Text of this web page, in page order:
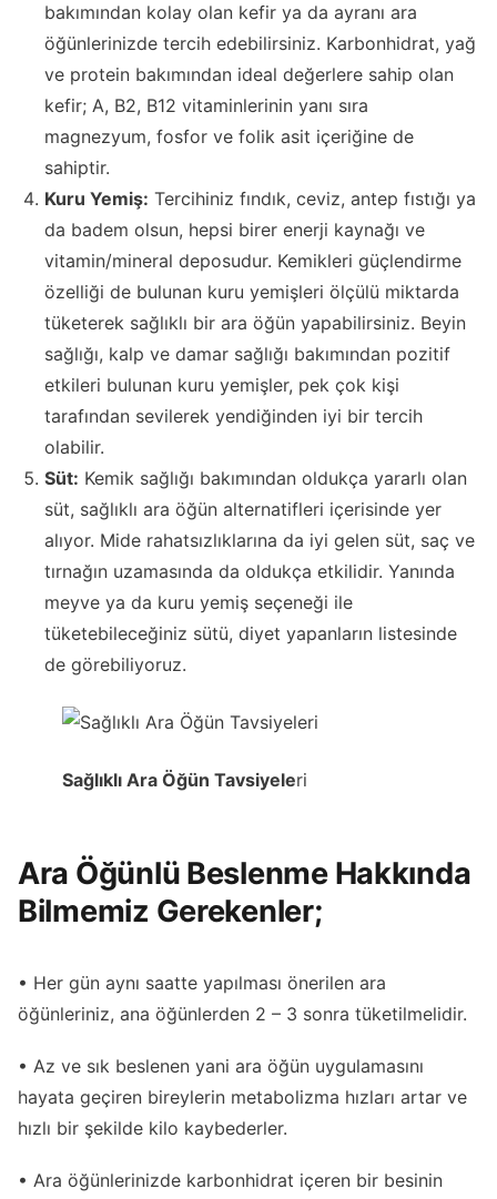
bakımından kolay olan kefir ya da ayranı ara
öğünlerinizde tercih edebilirsiniz. Karbonhidrat, yağ
ve protein bakımından ideal değerlere sahip olan
kefir; A, B2, B12 vitaminlerinin yanı sıra
magnezyum, fosfor ve folik asit içeriğine de
sahiptir.
Kuru Yemiş: Tercihiniz fındık, ceviz, antep fıstığı ya
da badem olsun, hepsi birer enerji kaynağı ve
vitamin/mineral deposudur. Kemikleri güçlendirme
özelliği de bulunan kuru yemişleri ölçülü miktarda
tüketerek sağlıklı bir ara öğün yapabilirsiniz. Beyin
sağlığı, kalp ve damar sağlığı bakımından pozitif
etkileri bulunan kuru yemişler, pek çok kişi
tarafından sevilerek yendiğinden iyi bir tercih
olabilir.
Süt: Kemik sağlığı bakımından oldukça yararlı olan
süt, sağlıklı ara öğün alternatifleri içerisinde yer
alıyor. Mide rahatsızlıklarına da iyi gelen süt, saç ve
tırnağın uzamasında da oldukça etkilidir. Yanında
meyve ya da kuru yemiş seçeneği ile
tüketebileceğiniz sütü, diyet yapanların listesinde
de görebiliyoruz.
Sağlıklı Ara Öğün Tavsiyeleri
Ara Öğünlü Beslenme Hakkında
Bilmemiz Gerekenler;
• Her gün aynı saatte yapılması önerilen ara
öğünleriniz, ana öğünlerden 2 – 3 sonra tüketilmelidir.
• Az ve sık beslenen yani ara öğün uygulamasını
hayata geçiren bireylerin metabolizma hızları artar ve
hızlı bir şekilde kilo kaybederler.
• Ara öğünlerinizde karbonhidrat içeren bir besinin